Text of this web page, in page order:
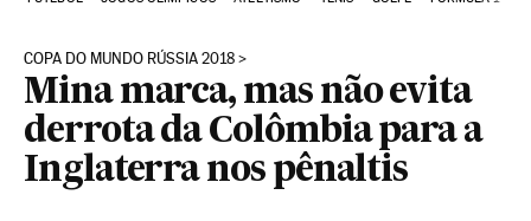
COPA DO MUNDO RÚSSIA 2018
Mina marca, mas não evita
derrota da Colômbia para a
Inglaterra nos pênaltis